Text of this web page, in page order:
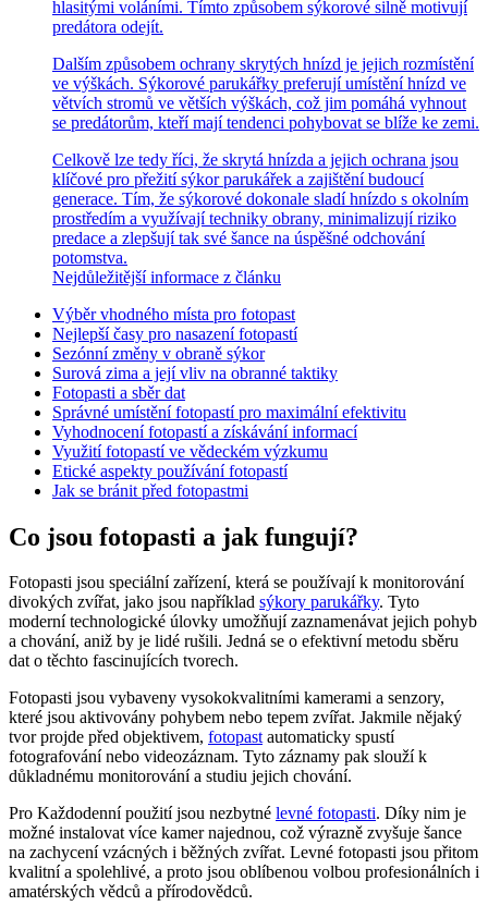
hlasitými voláními. Tímto způsobem sýkorové silně motivují
predátora odejít.
Dalším způsobem ochrany skrytých hnízd je jejich rozmístění
ve výškách. Sýkorové parukářky preferují umístění hnízd ve
větvích stromů ve větších výškách, což jim pomáhá vyhnout
se predátorům, kteří mají tendenci pohybovat se blíže ke zemi.
Celkově lze tedy říci, že skrytá hnízda a jejich ochrana jsou
klíčové pro přežití sýkor parukářek a zajištění budoucí
generace. Tím, že sýkorové dokonale sladí hnízdo s okolním
prostředím a využívají techniky obrany, minimalizují riziko
predace a zlepšují tak své šance na úspěšné odchování
potomstva.
Nejdůležitější informace z článku
Výběr vhodného místa pro fotopast
Nejlepší časy pro nasazení fotopastí
Sezónní změny v obraně sýkor
Surová zima a její vliv na obranné taktiky
Fotopasti a sběr dat
Správné umístění fotopastí pro maximální efektivitu
Vyhodnocení fotopastí a získávání informací
Využití fotopastí ve vědeckém výzkumu
Etické aspekty používání fotopastí
Jak se bránit před fotopastmi
Co jsou fotopasti a jak fungují?
Fotopasti jsou speciální zařízení, která se používají k monitorování
divokých zvířat, jako jsou například sýkory parukářky. Tyto
moderní technologické úlovky umožňují zaznamenávat jejich pohyb
a chování, aniž by je lidé rušili. Jedná se o efektivní metodu sběru
dat o těchto fascinujících tvorech.
Fotopasti jsou vybaveny vysokokvalitními kamerami a senzory,
které jsou aktivovány pohybem nebo tepem zvířat. Jakmile nějaký
tvor projde před objektivem, fotopastautomaticky spustí
fotografování nebo videozáznam. Tyto záznamy pak slouží k
důkladnému monitorování a studiu jejich chování.
Pro Každodenní použití jsou nezbytné levné fotopasti. Díky nim je
možné instalovat více kamer najednou, což výrazně zvyšuje šance
na zachycení vzácných i běžných zvířat. Levné fotopasti jsou přitom
kvalitní a spolehlivé, a proto jsou oblíbenou volbou profesionálních i
amatérských vědců a přírodovědců.